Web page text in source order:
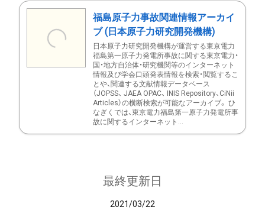
福島原子力事故関連情報アーカイ
ブ (日本原子力研究開発機構)
日本原子力研究開発機構が運営する東京電力
福島第一原子力発電所事故に関する東京電力・
国・地方自治体・研究機関等のインターネット
情報及び学会口頭発表情報を検索・閲覧するこ
とや、関連する文献情報データベース
（JOPSS、 JAEA OPAC、 INIS Repository、CiNii
Articles）の横断検索が可能なアーカイブ。 ひ
なぎくでは、東京電力福島第一原子力発電所事
故に関するインターネット...
最終更新日
2021/03/22